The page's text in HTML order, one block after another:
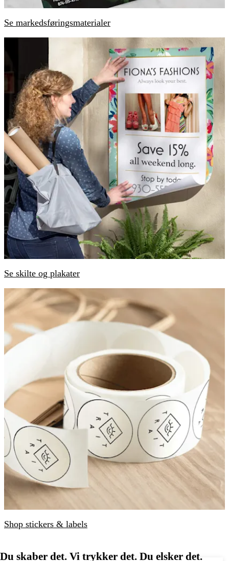
Se markedsføringsmaterialer
Se skilte og plakater
Shop stickers & labels
Du skaber det. Vi trykker det. Du elsker det.